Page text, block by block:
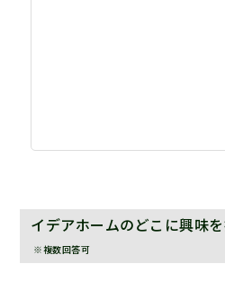
イデアホームのどこに興味
※複数回答可